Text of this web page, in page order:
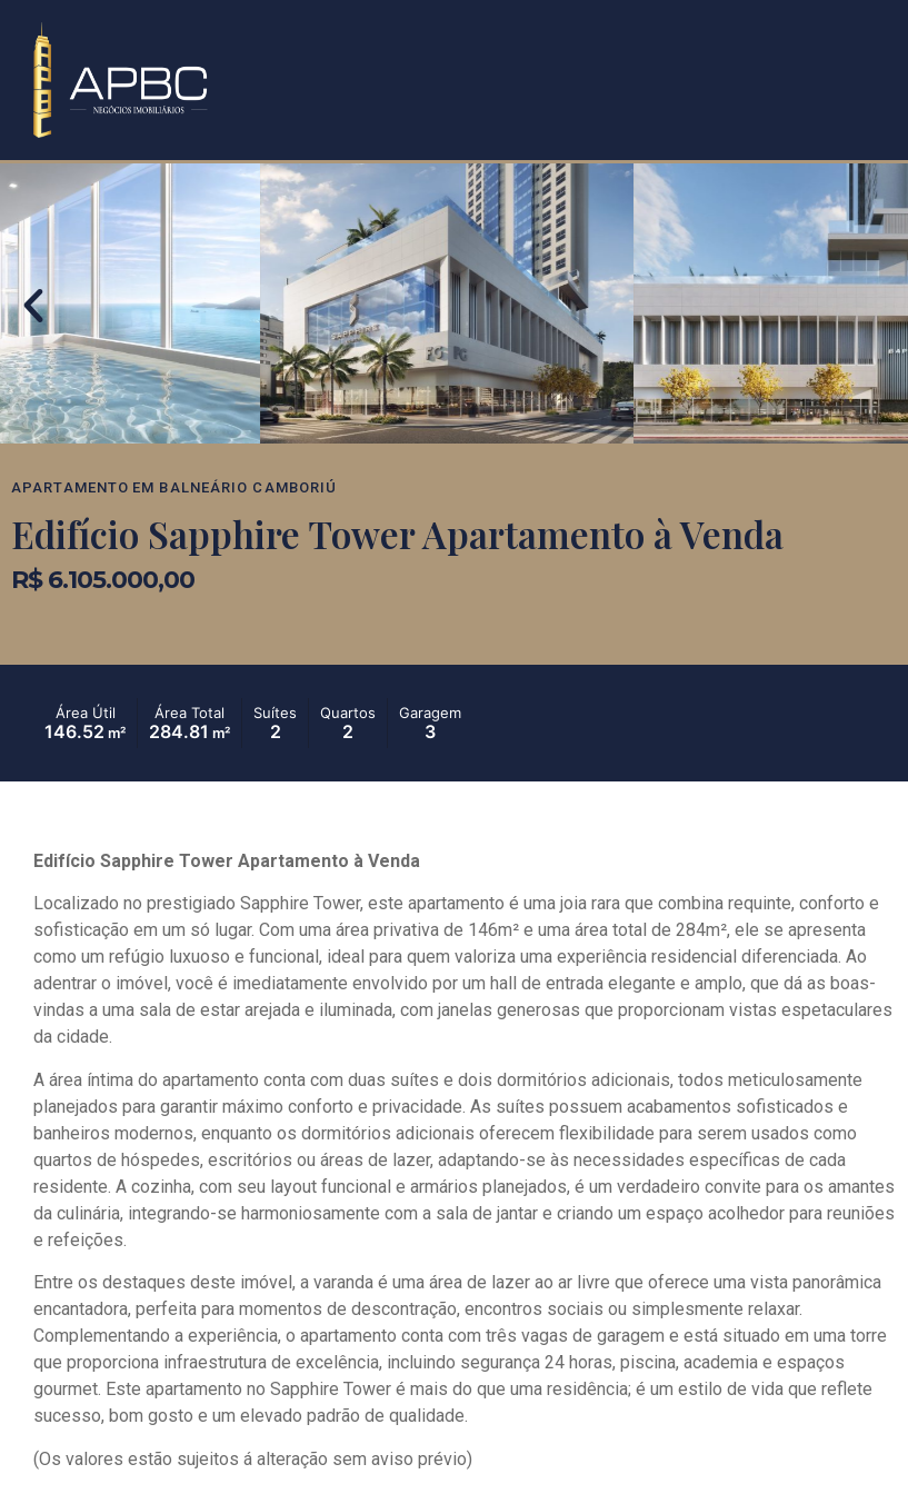
APARTAMENTO EM BALNEÁRIO CAMBORIÚ
Edifício Sapphire Tower Apartamento à Venda
R$ 6.105.000,00
Área Útil
146.52 m²
Área Total
284.81 m²
Suítes
2
Quartos
2
Garagem
3
Edifício Sapphire Tower Apartamento à Venda
Localizado no prestigiado Sapphire Tower, este apartamento é uma joia rara que combina requinte, conforto e
sofisticação em um só lugar. Com uma área privativa de 146m² e uma área total de 284m², ele se apresenta
como um refúgio luxuoso e funcional, ideal para quem valoriza uma experiência residencial diferenciada. Ao
adentrar o imóvel, você é imediatamente envolvido por um hall de entrada elegante e amplo, que dá as boas-
vindas a uma sala de estar arejada e iluminada, com janelas generosas que proporcionam vistas espetaculares
da cidade.
A área íntima do apartamento conta com duas suítes e dois dormitórios adicionais, todos meticulosamente
planejados para garantir máximo conforto e privacidade. As suítes possuem acabamentos sofisticados e
banheiros modernos, enquanto os dormitórios adicionais oferecem flexibilidade para serem usados como
quartos de hóspedes, escritórios ou áreas de lazer, adaptando-se às necessidades específicas de cada
residente. A cozinha, com seu layout funcional e armários planejados, é um verdadeiro convite para os amantes
da culinária, integrando-se harmoniosamente com a sala de jantar e criando um espaço acolhedor para reuniões
e refeições.
Entre os destaques deste imóvel, a varanda é uma área de lazer ao ar livre que oferece uma vista panorâmica
encantadora, perfeita para momentos de descontração, encontros sociais ou simplesmente relaxar.
Complementando a experiência, o apartamento conta com três vagas de garagem e está situado em uma torre
que proporciona infraestrutura de excelência, incluindo segurança 24 horas, piscina, academia e espaços
gourmet. Este apartamento no Sapphire Tower é mais do que uma residência; é um estilo de vida que reflete
sucesso, bom gosto e um elevado padrão de qualidade.
(Os valores estão sujeitos á alteração sem aviso prévio)